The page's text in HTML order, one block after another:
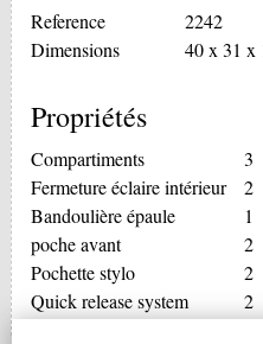
Reference
2242
Dimensions
40 x 31 x
Propriétés
Compartiments
3
Fermeture éclaire intérieur
2
Bandoulière épaule
1
poche avant
2
Pochette stylo
2
Quick release system
2